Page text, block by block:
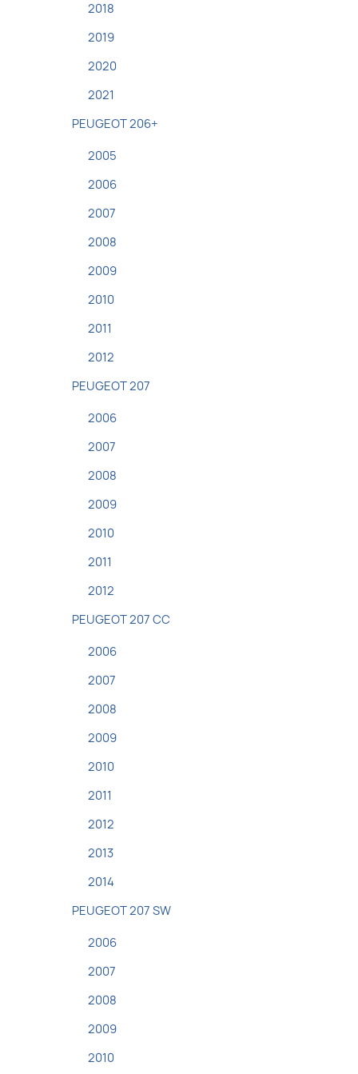
2018
2019
2020
2021
PEUGEOT 206+
2005
2006
2007
2008
2009
2010
2011
2012
PEUGEOT 207
2006
2007
2008
2009
2010
2011
2012
PEUGEOT 207 CC
2006
2007
2008
2009
2010
2011
2012
2013
2014
PEUGEOT 207 SW
2006
2007
2008
2009
2010